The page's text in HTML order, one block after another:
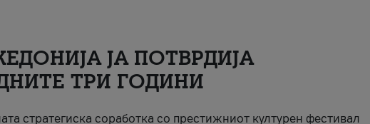
ЈА ПОТВРДИЈА
ТРИ ГОДИНИ
стратегиска соработка со престижниот културен фестивал